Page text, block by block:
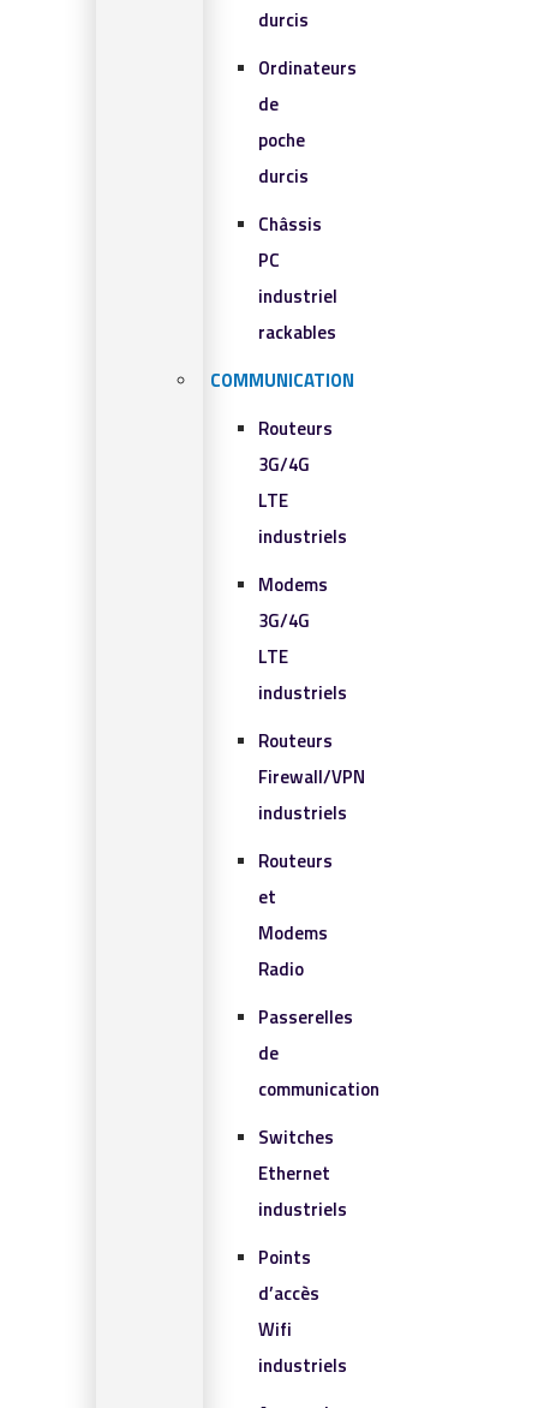
durcis
Ordinateurs
de
poche
durcis
Châssis
PC
industriel
rackables​
COMMUNICATION
Routeurs
3G/4G
LTE
industriels
Modems
3G/4G
LTE
industriels
Routeurs
Firewall/VPN
industriels
Routeurs
et
Modems
Radio
Passerelles
de
communication
Switches
Ethernet
industriels
Points
d’accès
Wifi
industriels